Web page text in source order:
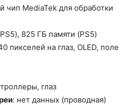
чип MediaTek для обработки
825 ГБ памяти (PS5)
пикселей на глаз, OLED, поле
глаз
: нет данных (проводная)